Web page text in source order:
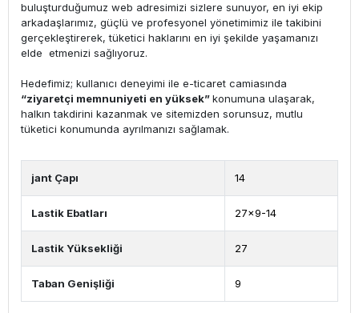
buluşturduğumuz web adresimizi sizlere sunuyor, en iyi ekip
arkadaşlarımız, güçlü ve profesyonel yönetimimiz ile takibini
gerçekleştirerek, tüketici haklarını en iyi şekilde yaşamanızı
elde etmenizi sağlıyoruz.
Hedefimiz; kullanıcı deneyimi ile e-ticaret camiasında
“ziyaretçi memnuniyeti en yüksek”konumuna ulaşarak,
halkın takdirini kazanmak ve sitemizden sorunsuz, mutlu
tüketici konumunda ayrılmanızı sağlamak.
jant Çapı 14
Lastik Ebatları 27x9-14
Lastik Yüksekliği 27
Taban Genişliği 9